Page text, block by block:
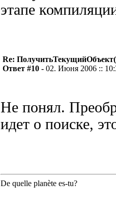
этапе
Re:
Ответ #10 - 02. Июня 2006 ::
Не понял.
идет о поиске,
De quelle planète es-tu?